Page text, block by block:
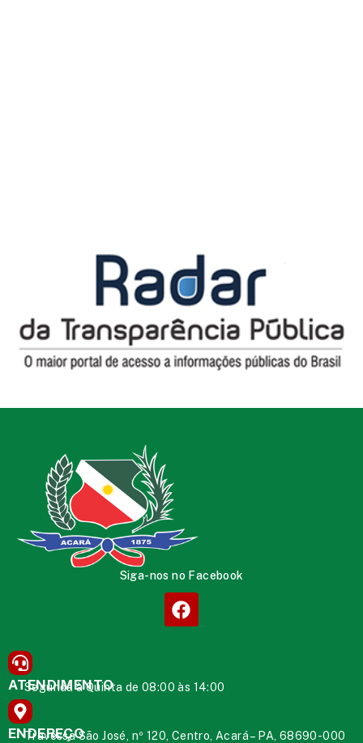
Siga-nos no Facebook
ATENDIMENTO
Segunda à Quinta de 08:00 às 14:00
ENDEREÇO
Travessa São José, nº 120, Centro, Acará – PA, 68690-000